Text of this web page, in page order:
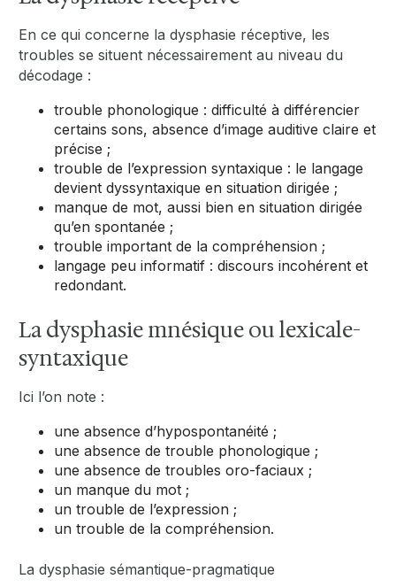
En ce qui concerne la dysphasie réceptive, les
troubles se situent nécessairement au niveau du
décodage :
trouble phonologique : difficulté à différencier
certains sons, absence d’image auditive claire et
précise ;
trouble de l’expression syntaxique : le langage
devient dyssyntaxique en situation dirigée ;
manque de mot, aussi bien en situation dirigée
qu’en spontanée ;
trouble important de la compréhension ;
langage peu informatif : discours incohérent et
redondant.
La dysphasie mnésique ou lexicale-
syntaxique
Ici l’on note :
une absence d’hypospontanéité ;
une absence de trouble phonologique ;
une absence de troubles oro-faciaux ;
un manque du mot ;
un trouble de l’expression ;
un trouble de la compréhension.
La dysphasie sémantique-pragmatique